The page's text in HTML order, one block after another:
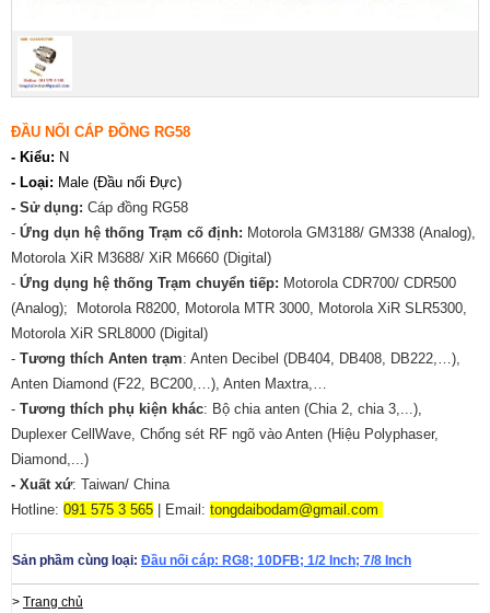
ĐẦU NỐI CÁP ĐỒNG RG58
- Kiểu: N
- Loại: Male (Đầu nối Đực)
- Sử dụng: Cáp đồng RG58
- Ứng dụn hệ thống Trạm cố định: Motorola GM3188/ GM338 (Analog),
Motorola XiR M3688/ XiR M6660 (Digital)
- Ứng dụng hệ thống Trạm chuyển tiếp: Motorola CDR700/ CDR500
(Analog); Motorola R8200, Motorola MTR 3000, Motorola XiR SLR5300,
Motorola XiR SRL8000 (Digital)
- Tương thích Anten trạm: Anten Decibel (DB404, DB408, DB222,…),
Anten Diamond (F22, BC200,…), Anten Maxtra,…
- Tương thích phụ kiện khác: Bộ chia anten (Chia 2, chia 3,...),
Duplexer CellWave, Chống sét RF ngõ vào Anten (Hiệu Polyphaser,
Diamond,...)
- Xuất xứ: Taiwan/ China
Hotline: 091 575 3 565 | Email: tongdaibodam@gmail.com
Sản phầm cùng loại: Đầu nối cáp: RG8; 10DFB; 1/2 Inch; 7/8 Inch
> Trang chủ